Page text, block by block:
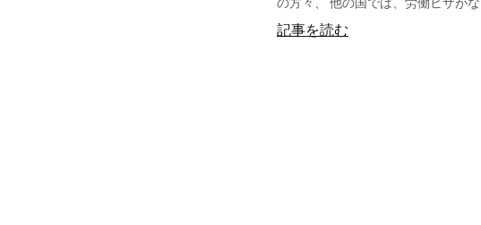
記事を読む